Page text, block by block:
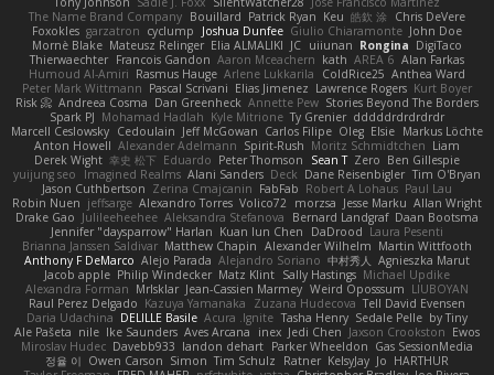
The Name Brand Company Bouillard Patrick Ryan Keu 皓欽 涂 Chris DeVere
Foxokles garzatron cyclump Joshua Dunfee Giulio Chiaramonte John Doe
Mornè Blake Mateusz Relinger Elia ALMALIKI JC uiiunan Rongina DigiTaco
Thierwaechter Francois Gandon Aaron Mceachern kath AREA 6 Alan Farkas
Humoud Al-Amiri Rasmus Hauge Arlene Lukkarila ColdRice25 Anthea Ward
Peter Mark Wittmann Pascal Scrivani Elias Jimenez Lawrence Rogers Kurt Boyer
Risk 📀 Andreea Cosma Dan Greenheck Annette Pew Stories Beyond The Borders
Spark PJ Mohamad Hadlah Kyle Mitrione Ty Grenier dddddrdrdrdrdr
Marcell Ceslowsky Cedoulain Jeff McGowan Carlos Filipe Oleg Elsie Markus Löchte
Anton Howell Alexander Adelmann Spirit-Rush Moritz Schmidtchen Liam
Derek Wight 幸史 松下 Eduardo Peter Thomson Sean T Zero Ben Gillespie
yuijung seo
Imagined Realms Alani Sanders Deck Dane Reisenbigler Tim O'Bryan
Jason Cuthbertson Zerina Cmajcanin FabFab Robert A Lohaus Paul Lau
Robin Nuen jeffsarge Alexandro Torres Volico72 morzsa Jesse Marku Allan Wright
Drake Gao Julileeheehee Aleksandra Stefanova Bernard Landgraf Daan Bootsma
Jennifer "daysparrow" Harlan Kuan lun Chen DaDrood Laura Pesenti
Brianna Janssen Saldivar Matthew Chapin Alexander Wilhelm Martin Wittfooth
Anthony F DeMarco Alejo Parada Alejandro Soriano 中村秀人
Agnieszka Marut
Jacob apple Philip Windecker Matz Klint Sally Hastings Michael Updike
Alexandra Forman MrIsklar Jean-Cassien Marmey Weird Oposssum LIUBOYAN
Raul Perez Delgado Kazuya Yamanaka Zuzana Hudecova Tell David Evensen
Daria Udachina DELILLE Basile Acura .Ignite Tasha Henry Sedale Pelle by Tiny
Ale Pašeta nile Ike Saunders Aves Arcana inex Jedi Chen Jaxson Crookston Ewos
Miroslav Hudec Davebb933 landon dehart Parker Wheeldon Gas SessionMedia
정율 이 Owen Carson Simon Tim Schulz Ratner KelsyJay Jo HARTHUR